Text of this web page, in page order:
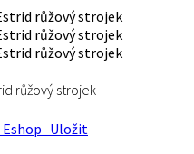
růžový strojek
Uložit